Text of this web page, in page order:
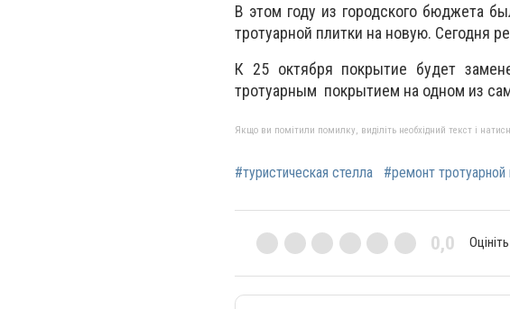
В этом году из городского бюджета
тротуарной плитки на новую. Сегодня
К 25 октября покрытие будет
тротуарным покрытием на одном из
Якщо ви помітили помилку, виділіть необхідний текст і
#туристическая стелла #ремонт тротуарной
0,0